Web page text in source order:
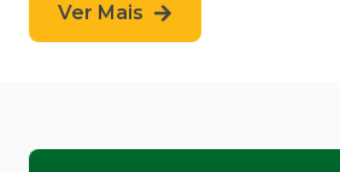
Ver Mais